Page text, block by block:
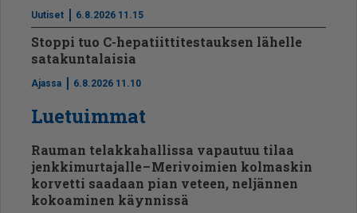
Uutiset 6.8.2026 11.15
Stoppi tuo C-hepatiit­ti­tes­tauksen lähelle
satakuntalaisia
Ajassa 6.8.2026 11.10
Luetuimmat
Rauman telakkahallissa vapautuu tilaa
jenkkimurtajalle – Merivoimien kolmaskin
korvetti saadaan pian veteen, neljännen
kokoaminen käynnissä